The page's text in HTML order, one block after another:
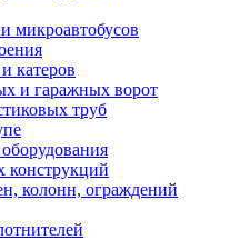
микроавтобусов
катеров
и гаражных ворот
труб
конструкций
колонн, ограждений